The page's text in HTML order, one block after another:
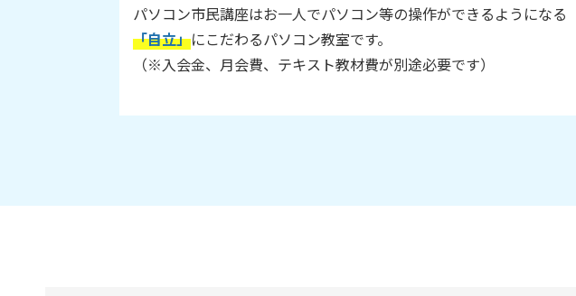
パソコン市民講座はお一人でパソコン等の操作ができるようになる
「自立」にこだわるパソコン教室です。
（※入会金、月会費、テキスト教材費が別途必要です）